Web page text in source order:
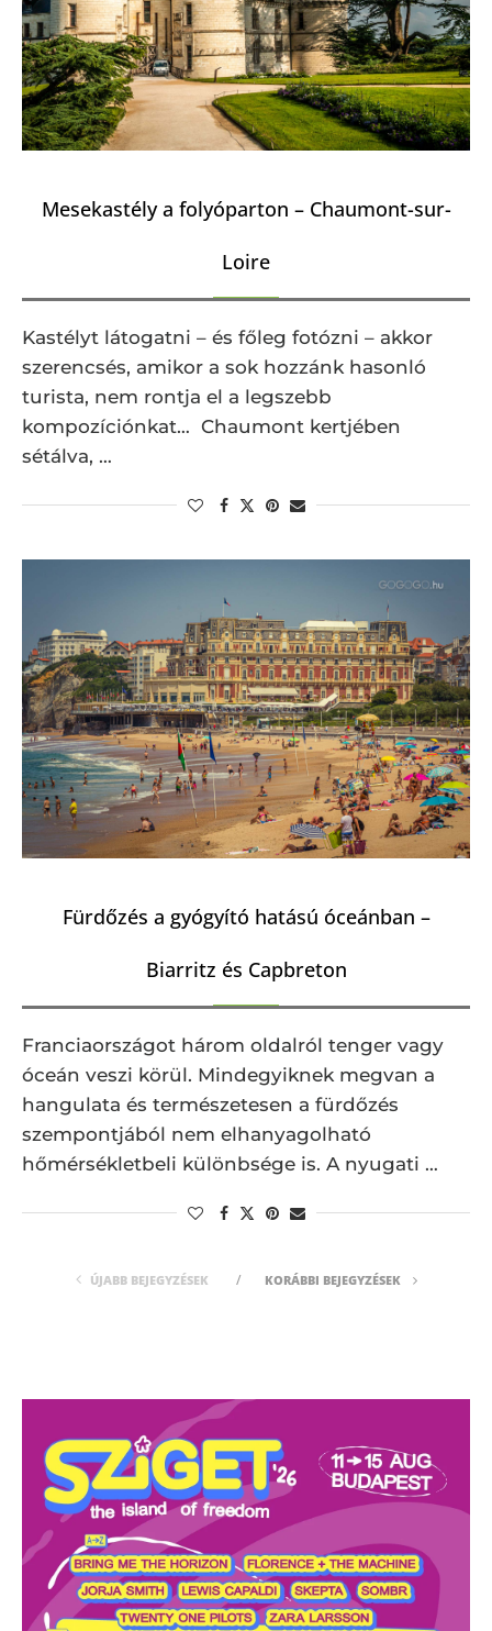
Mesekastély a folyóparton – Chaumont-sur-
Loire
Kastélyt látogatni – és főleg fotózni – akkor
szerencsés, amikor a sok hozzánk hasonló
turista, nem rontja el a legszebb
kompozíciónkat… Chaumont kertjében
sétálva, …
Fürdőzés a gyógyító hatású óceánban –
Biarritz és Capbreton
Franciaországot három oldalról tenger vagy
óceán veszi körül. Mindegyiknek megvan a
hangulata és természetesen a fürdőzés
szempontjából nem elhanyagolható
hőmérsékletbeli különbsége is. A nyugati …
ÚJABB BEJEGYZÉSEK KORÁBBI BEJEGYZÉSEK